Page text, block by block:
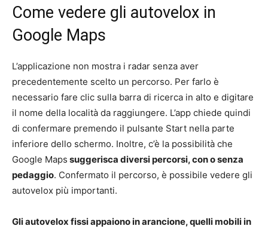
Come vedere gli autovelox in
Google Maps
L’applicazione non mostra i radar senza aver
precedentemente scelto un percorso. Per farlo è
necessario fare clic sulla barra di ricerca in alto e digitare
il nome della località da raggiungere. L’app chiede quindi
di confermare premendo il pulsante Start nella parte
inferiore dello schermo. Inoltre, c’è la possibilità che
Google Maps suggerisca diversi percorsi, con o senza
pedaggio. Confermato il percorso, è possibile vedere gli
autovelox più importanti.
Gli autovelox fissi appaiono in arancione, quelli mobili in